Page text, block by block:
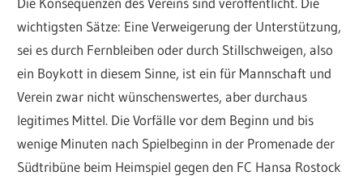
wichtigsten Sätze: Eine Verweigerung der Unterstützung,
sei es durch Fernbleiben oder durch Stillschweigen, also
ein Boykott in diesem Sinne, ist ein für Mannschaft und
Verein zwar nicht wünschenswertes, aber durchaus
legitimes Mittel. Die Vorfälle vor dem Beginn und bis
wenige Minuten nach Spielbeginn in der Promenade der
Südtribüne beim Heimspiel gegen den FC Hansa Rostock